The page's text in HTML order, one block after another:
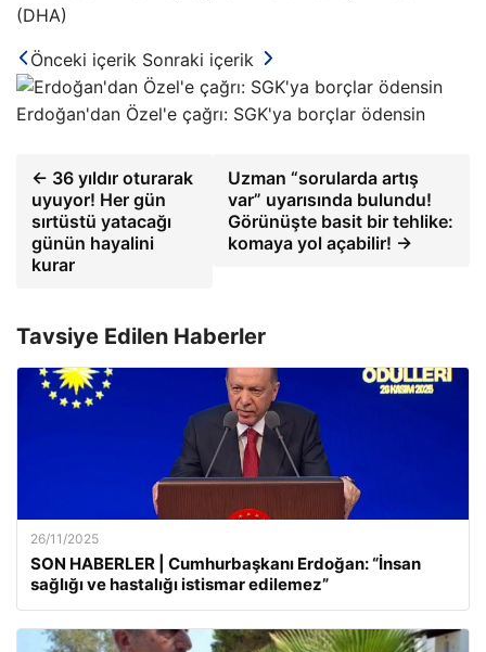
(DHA)
Önceki içerik Sonraki içerik
Erdoğan'dan Özel'e çağrı: SGK'ya borçlar ödensin
← 36 yıldır oturarak
uyuyor! Her gün
sırtüstü yatacağı
günün hayalini
kurar
Uzman “sorularda artış
var” uyarısında bulundu!
Görünüşte basit bir tehlike:
komaya yol açabilir! →
Tavsiye Edilen Haberler
26/11/2025
SON HABERLER | Cumhurbaşkanı Erdoğan: “İnsan
sağlığı ve hastalığı istismar edilemez”